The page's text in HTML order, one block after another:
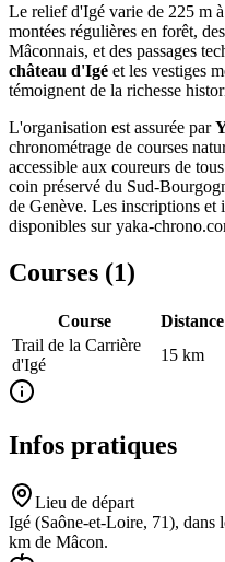
Le relief d'Igé varie de 225 m
montées régulières en forêt,
Mâconnais, et des passages
château d'Igé et les vestiges
témoignent de la richesse
L'organisation est assurée par
chronométrage de courses
accessible aux coureurs de
coin préservé du Sud-
de Genève. Les inscriptions et
disponibles sur yaka-
Courses (1)
Course Distance
Trail de la Carrière
d'Igé
15 km
Infos pratiques
Lieu de départ
Igé (Saône-et-Loire, 71), dans
km de Mâcon.